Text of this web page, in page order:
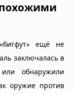
ещё не
заключалась в
обнаружили
оружие против